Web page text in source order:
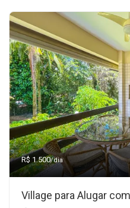
R$ 1.500/dia
Village para Alugar